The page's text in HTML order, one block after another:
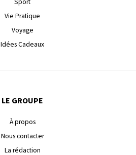
Sport
Vie Pratique
Voyage
Idées Cadeaux
LE GROUPE
À propos
Nous contacter
La rédaction